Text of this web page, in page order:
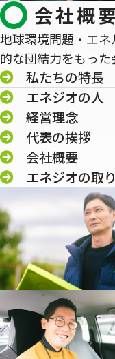
会社概要
地球環境問題・エ
的な団結力をもった
私たちの特長
エネジオの人
経営理念
代表の挨拶
会社概要
エネジオの取